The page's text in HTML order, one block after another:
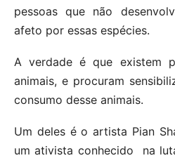
pessoas que não
afeto por essas espécies.
A verdade é que existem
animais, e procuram
consumo desse animais.
Um deles é o artista Pian
um ativista conhecido na